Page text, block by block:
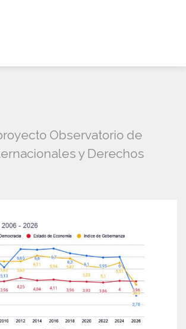
Observatorio de
y Derechos